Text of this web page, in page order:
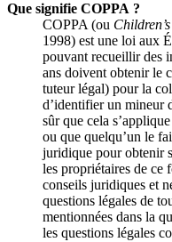
Que signifie COPPA ?
COPPA (ou
1998) est une loi aux
pouvant recueillir des
ans doivent obtenir le
tuteur légal) pour la
d’identifier un mineur
sûr que cela
ou que quelqu’un le
juridique pour obtenir
les propriétaires de ce
conseils juridiques et
questions légales de
mentionnées dans la
les questions légales